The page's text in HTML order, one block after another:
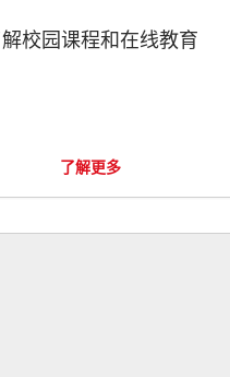
校园课程和在线教育
了解更多